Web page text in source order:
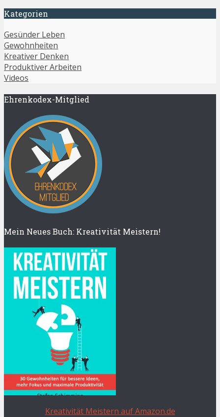
Kategorien
Gesünder Leben
Gewohnheiten
Kreativer Denken
Produktiver Arbeiten
Videos
Ehrenkodex-Mitglied
Mein Neues Buch: Kreativität Meistern!
Kreativität Meistern auf Amazon.de